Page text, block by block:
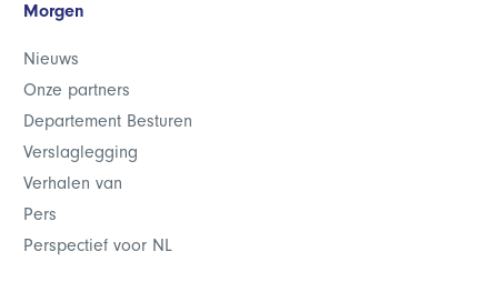
Morgen
Nieuws
Onze partners
Departement Besturen
Verslaglegging
Verhalen van
Pers
Perspectief voor NL